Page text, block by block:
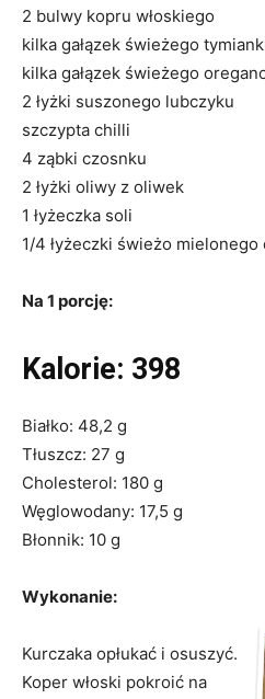
2 bulwy kopru włoskiego
kilka gałązek świeżego
kilka gałązek świeżego
2 łyżki suszonego lubczyku
szczypta chilli
4 ząbki czosnku
2 łyżki oliwy z oliwek
1 łyżeczka soli
1/4 łyżeczki świeżo
Na 1 porcję:
Kalorie: 398
Białko: 48,2 g
Tłuszcz: 27 g
Cholesterol: 180 g
Węglowodany: 17,5 g
Błonnik: 10 g
Wykonanie:
Kurczaka opłukać i osuszyć.
Koper włoski pokroić na